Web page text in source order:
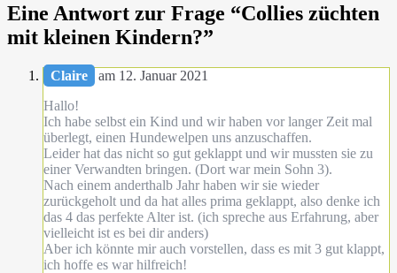
Eine Antwort zur Frage “Collies züchten
mit kleinen Kindern?”
Claire
am 12. Januar 2021
Hallo!
Ich habe selbst ein Kind und wir haben vor langer Zeit mal
überlegt, einen Hundewelpen uns anzuschaffen.
Leider hat das nicht so gut geklappt und wir mussten sie zu
einer Verwandten bringen. (Dort war mein Sohn 3).
Nach einem anderthalb Jahr haben wir sie wieder
zurückgeholt und da hat alles prima geklappt, also denke ich
das 4 das perfekte Alter ist. (ich spreche aus Erfahrung, aber
vielleicht ist es bei dir anders)
Aber ich könnte mir auch vorstellen, dass es mit 3 gut klappt,
ich hoffe es war hilfreich!